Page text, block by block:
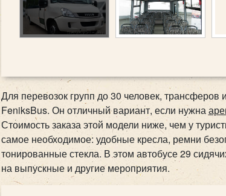
Для перевозок групп до 30 человек, трансферов
FeniksBus. Он отличный вариант, если нужна
Стоимость заказа этой модели ниже, чем у
самое необходимое: удобные кресла, ремни
тонированные стекла. В этом автобусе 29
на выпускные и другие мероприятия.